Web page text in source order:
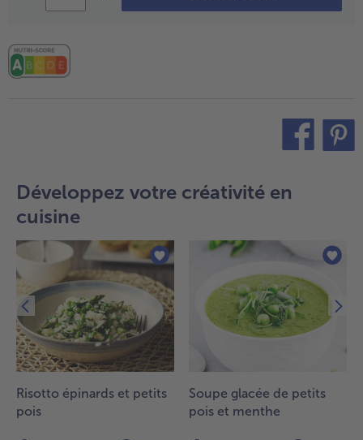
Développez votre créativité en
cuisine
Risotto épinards et petits
pois
Soupe glacée de petits
pois et menthe